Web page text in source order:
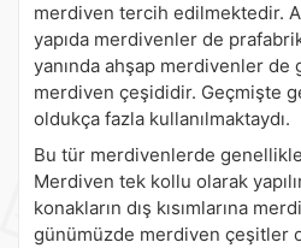
merdiven tercih edilmektedir.
yapıda merdivenler de
yanında ahşap merdivenler
merdiven çeşididir. Geçmişte
oldukça fazla kullanılmaktaydı.
Bu tür merdivenlerde
Merdiven tek kollu olarak
konakların dış kısımlarına
günümüzde merdiven çeşitler